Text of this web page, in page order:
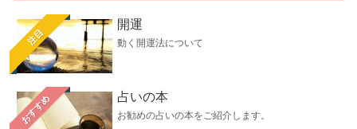
注目
開運
動く開運法について
おすすめ 占いの本
お勧めの占いの本をご紹介します。